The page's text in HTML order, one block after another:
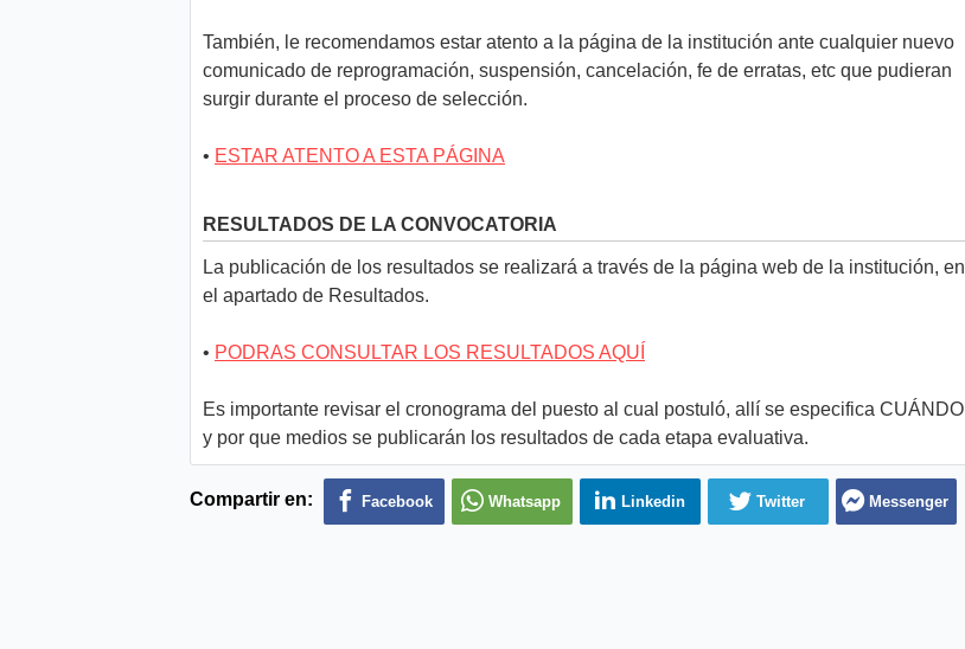
También, le recomendamos estar atento a la página de la institución ante cualquier nuevo
comunicado de reprogramación, suspensión, cancelación, fe de erratas, etc que pudieran
surgir durante el proceso de selección.
• ESTAR ATENTO A ESTA PÁGINA
RESULTADOS DE LA CONVOCATORIA
La publicación de los resultados se realizará a través de la página web de la institución, en
el apartado de Resultados.
• PODRAS CONSULTAR LOS RESULTADOS AQUÍ
Es importante revisar el cronograma del puesto al cual postuló, allí se especifica CUÁNDO
y por que medios se publicarán los resultados de cada etapa evaluativa.
Compartir en: Facebook Whatsapp Linkedin Twitter Messenger